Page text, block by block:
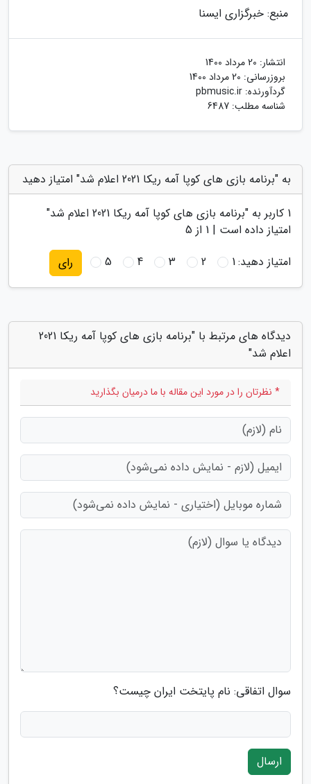
منبع: خبرگزاری ایسنا
انتشار: 20 مرداد 1400
بروزرسانی: 20 مرداد 1400
گردآورنده: pbmusic.ir
شناسه مطلب: 6487
به "برنامه بازی های کوپا آمه ریکا 2021 اعلام شد" امتیاز دهید
1 کاربر به "برنامه بازی های کوپا آمه ریکا 2021 اعلام شد
"
امتیاز داده است | 1 از 5
امتیاز دهید:1
2
3
4
5 رای
دیدگاه های مرتبط با "برنامه بازی های کوپا آمه ریکا 2021
اعلام شد"
* نظرتان را در مورد این مقاله با ما درمیان بگذارید
سوال اتفاقی: نام پایتخت ایران چیست؟
ارسال